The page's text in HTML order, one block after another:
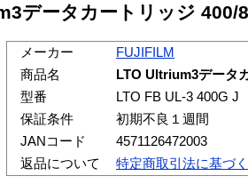
データカートリッジ 400/
メーカー
FUJIFILM
商品名
LTO Ultrium3データ
型番
LTO FB UL-3 400G J
保証条件
初期不良１週間
JANコード
4571126472003
返品について
特定商取引法に基づ